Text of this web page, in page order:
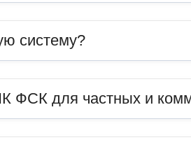
систему?
ФСК для частных и